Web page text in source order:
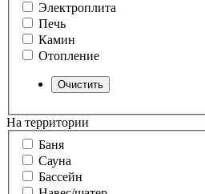
Электроплита
Печь
Камин
Отопление
На территории
Баня
Сауна
Бассейн